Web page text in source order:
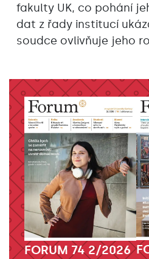
fakulty UK, co pohání
dat z řady institucí
soudce ovlivňuje jeho
FORUM 74 2/2026